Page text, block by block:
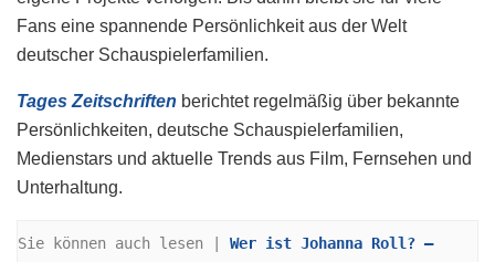
Fans eine spannende Persönlichkeit aus der Welt
deutscher Schauspielerfamilien.
Tages Zeitschriften berichtet regelmäßig über bekannte
Persönlichkeiten, deutsche Schauspielerfamilien,
Medienstars und aktuelle Trends aus Film, Fernsehen und
Unterhaltung.
Sie können auch lesen | Wer ist Johanna Roll? –